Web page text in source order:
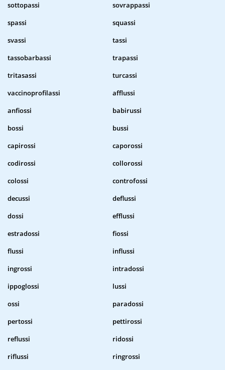
sottopassi
sovrappassi
spassi
squassi
svassi
tassi
tassobarbassi
trapassi
tritasassi
turcassi
vaccinoprofilassi
afflussi
anfiossi
babirussi
bossi
bussi
capirossi
caporossi
codirossi
collorossi
colossi
controfossi
decussi
deflussi
dossi
efflussi
estradossi
fiossi
flussi
influssi
ingrossi
intradossi
ippoglossi
lussi
ossi
paradossi
pertossi
pettirossi
reflussi
ridossi
riflussi
ringrossi